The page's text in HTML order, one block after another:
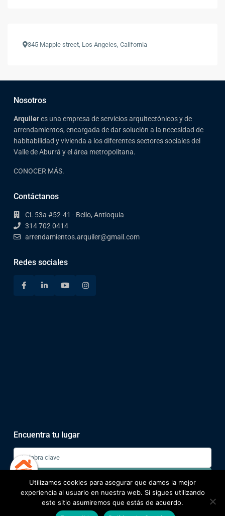
345 Mapple street, Los Angeles, California
Nosotros
Arqui leres una empresa de servicios arquitectónicos y de
arrendamientos, encargada de dar solución a la necesidad de
habitabilidad y vivienda a los diferentes sectores sociales del
Valle de Aburrá y el área metropolitana.
CONOCER MÁS.
Contáctanos
Cl. 53a #52-41 - Bello, Antioquia
314 702 0414
arrendamientos.arquiler@gmail.com
Redes sociales
Encuentra tu lugar
Utilizamos cookies para asegurar que damos la mejor
experiencia al usuario en nuestra web. Si sigues utilizando
este sitio asumiremos que estás de acuerdo.